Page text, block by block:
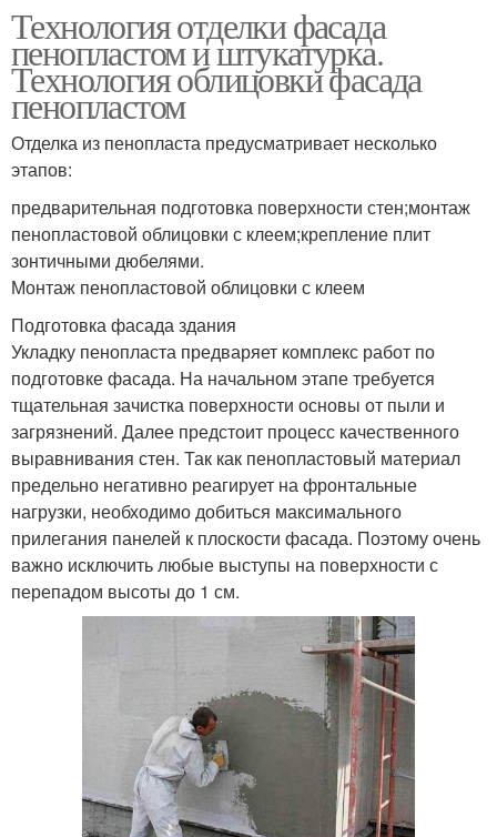
Технология отделки фасада
пенопластом и штукатурка.
Технология облицовки фасада
пенопластом
Отделка из пенопласта предусматривает несколько
этапов:
предварительная подготовка поверхности стен;монтаж
пенопластовой облицовки с клеем;крепление плит
зонтичными дюбелями.
Монтаж пенопластовой облицовки с клеем
Подготовка фасада здания
Укладку пенопласта предваряет комплекс работ по
подготовке фасада. На начальном этапе требуется
тщательная зачистка поверхности основы от пыли и
загрязнений. Далее предстоит процесс качественного
выравнивания стен. Так как пенопластовый материал
предельно негативно реагирует на фронтальные
нагрузки, необходимо добиться максимального
прилегания панелей к плоскости фасада. Поэтому очень
важно исключить любые выступы на поверхности с
перепадом высоты до 1 см.